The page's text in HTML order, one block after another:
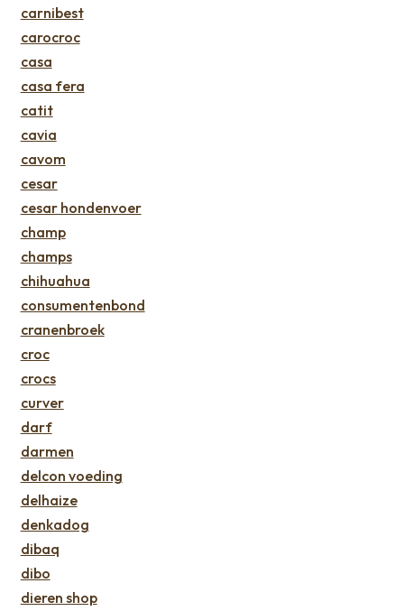
carnibest
carocroc
casa
casa fera
catit
cavia
cavom
cesar
cesar hondenvoer
champ
champs
chihuahua
consumentenbond
cranenbroek
croc
crocs
curver
darf
darmen
delcon voeding
delhaize
denkadog
dibaq
dibo
dieren shop